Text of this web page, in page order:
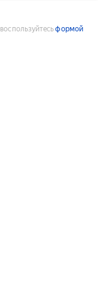
формой